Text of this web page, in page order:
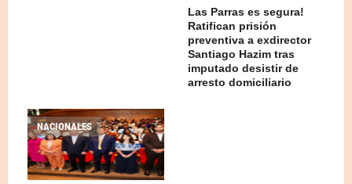
Las Parras es segura!
Ratifican prisión
preventiva a exdirector
Santiago Hazim tras
imputado desistir de
arresto domiciliario
NACIONALES